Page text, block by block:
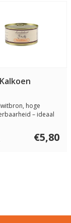
hoge
– ideaal
€5,80